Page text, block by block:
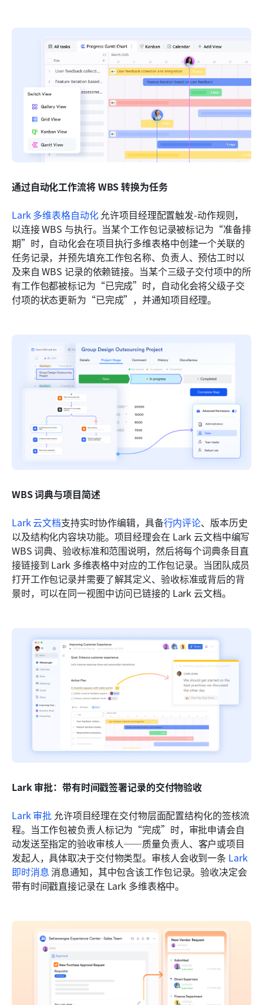
通过自动化工作流将 WBS 转换为任务
Lark 多维表格自动化 允许项目经理配置触发-动作规则，
以连接 WBS 与执行。当某个工作包记录被标记为“准备排
期”时，自动化会在项目执行多维表格中创建一个关联的
任务记录，并预先填充工作包名称、负责人、预估工时以
及来自 WBS 记录的依赖链接。当某个三级子交付项中的所
有工作包都被标记为“已完成”时，自动化会将父级子交
付项的状态更新为“已完成”，并通知项目经理。
WBS 词典与项目简述
Lark 云文档支持实时协作编辑，具备行内评论、版本历史
以及结构化内容块功能。项目经理会在 Lark 云文档中编写
WBS 词典、验收标准和范围说明，然后将每个词典条目直
接链接到 Lark 多维表格中对应的工作包记录。当团队成员
打开工作包记录并需要了解其定义、验收标准或背后的背
景时，可以在同一视图中访问已链接的 Lark 云文档。
Lark 审批：带有时间戳签署记录的交付物验收
Lark 审批 允许项目经理在交付物层面配置结构化的签核流
程。当工作包被负责人标记为“完成”时，审批申请会自
动发送至指定的验收审核人——质量负责人、客户或项目
发起人，具体取决于交付物类型。审核人会收到一条 Lark
即时消息 消息通知，其中包含该工作包记录。验收决定会
带有时间戳直接记录在 Lark 多维表格中。